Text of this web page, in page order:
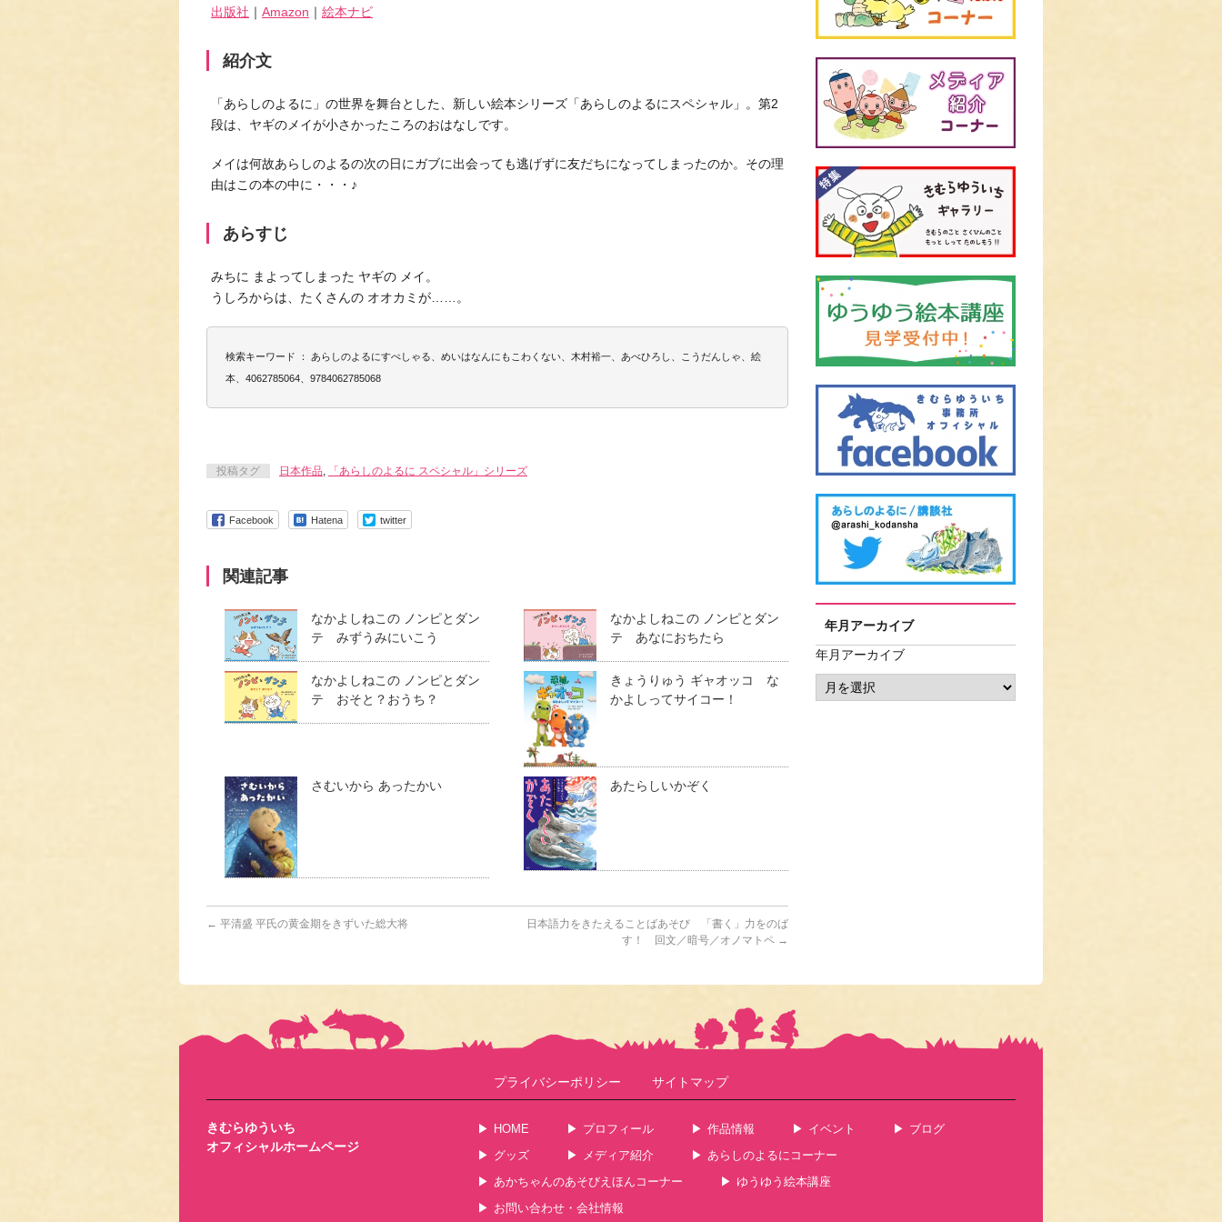
出版社 ｜ Amazon ｜ 絵本ナビ
紹介文
「あらしのよるに」の世界を舞台とした、新しい絵本シリーズ「あらしのよるにスペシャル」。第2
段は、ヤギのメイが小さかったころのおはなしです。
メイは何故あらしのよるの次の日にガブに出会っても逃げずに友だちになってしまったのか。その理
由はこの本の中に・・・♪
あらすじ
みちに まよってしまった ヤギの メイ。
うしろからは、たくさんの オオカミが……。
検索キーワード ： あらしのよるにすぺしゃる、めいはなんにもこわくない、木村裕一、あべひろし、こうだんしゃ、絵
本、4062785064、9784062785068
投稿タグ 日本作品, 「あらしのよるに スペシャル」シリーズ
Facebook Hatena twitter
関連記事
なかよしねこの ノンピとダン
テ みずうみにいこう
なかよしねこの ノンピとダン
テ あなにおちたら
なかよしねこの ノンピとダン
テ おそと？おうち？
きょうりゅう ギャオッコ な
かよしってサイコー！
さむいから あったかい あたらしいかぞく
← 平清盛 平氏の黄金期をきずいた総大将
日本語力をきたえることばあそび 「書く」力をのば
す！ 回文／暗号／オノマトペ →
年月アーカイブ
年月アーカイブ
プライバシーポリシー サイトマップ
きむらゆういち
オフィシャルホームページ
HOME プロフィール 作品情報 イベント
ブログ
グッズ
メディア紹介
あらしのよるにコーナー
あかちゃんのあそびえほんコーナー
ゆうゆう絵本講座
お問い合わせ・会社情報